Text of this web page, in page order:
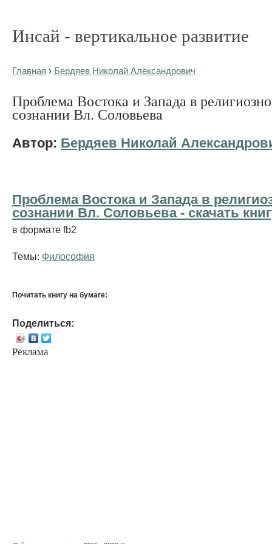
Инсай - вертикальное развитие
Главная › Бердяев Николай Александрович
Проблема Востока и Запада в
сознании Вл. Соловьева
Автор: Бердяев Николай
Проблема Востока и Запада в
сознании Вл. Соловьева - cкачать
в формате fb2
Темы: Философия
Почитать книгу на бумаге:
Поделиться:
Реклама